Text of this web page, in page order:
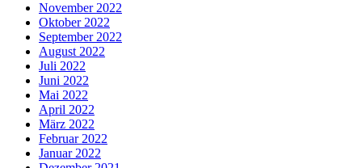
November 2022
Oktober 2022
September 2022
August 2022
Juli 2022
Juni 2022
Mai 2022
April 2022
März 2022
Februar 2022
Januar 2022